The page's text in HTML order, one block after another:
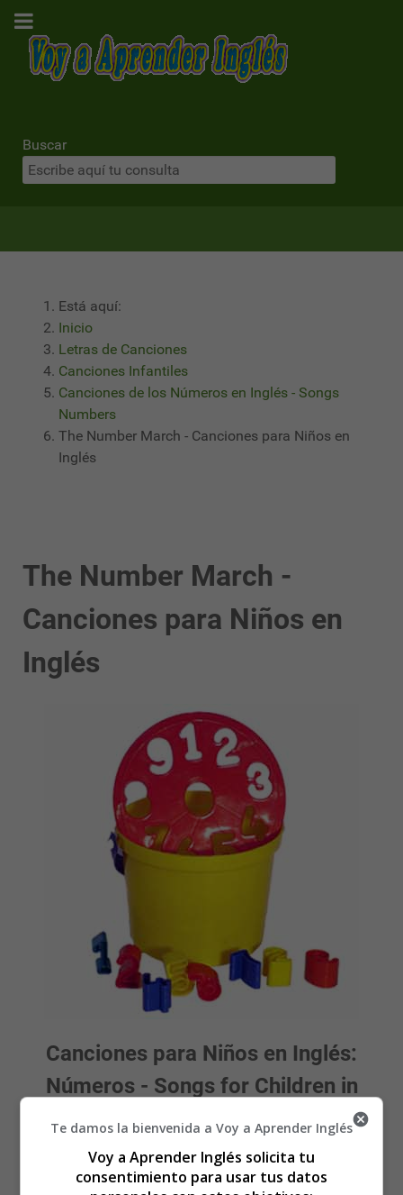
Buscar
Está aquí:
Inicio
Letras de Canciones
Canciones Infantiles
Canciones de los Números en Inglés - Songs
Numbers
The Number March - Canciones para Niños en
Inglés
The Number March -
Canciones para Niños en
Inglés
Canciones para Niños en Inglés:
Números - Songs for Children in
English: Numbers
The Number March
Te damos la bienvenida a Voy a Aprender Inglés
Voy a Aprender Inglés solicita tu
consentimiento para usar tus datos